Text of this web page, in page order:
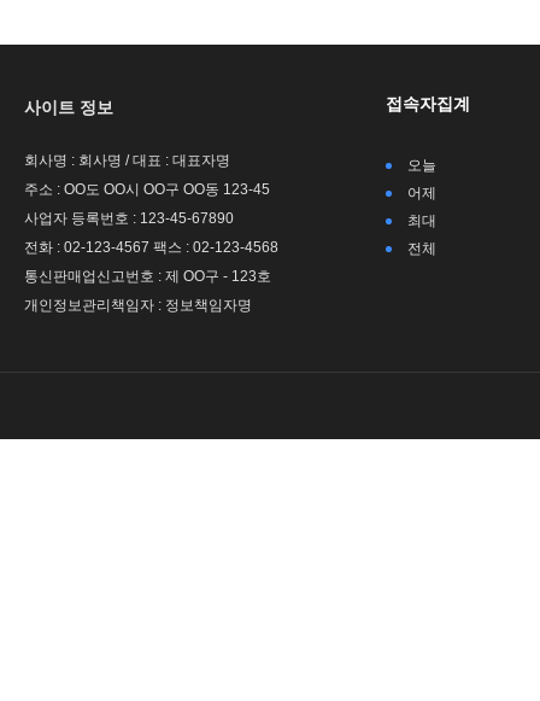
사이트 정보
회사명 : 회사명 / 대표 : 대표자명
주소 : OO도 OO시 OO구 OO동 123-45
사업자 등록번호 : 123-45-67890
전화 : 02-123-4567 팩스 : 02-123-4568
통신판매업신고번호 : 제 OO구 - 123호
개인정보관리책임자 : 정보책임자명
접속자집계
오늘
어제
최대
전체